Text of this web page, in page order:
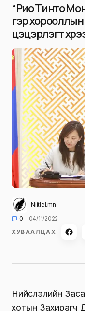
“Рио Тинто
гэр
цэцэрлэгт
Niitlel.mn
0
04/11/2022
ХУВААЛЦАХ
Нийслэлийн
хотын Захирагч